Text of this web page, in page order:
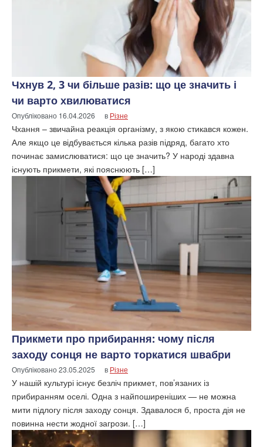
Чхнув 2, 3 чи більше разів: що це значить і
чи варто хвилюватися
Опубліковано 16.04.2026 в Різне
Чхання – звичайна реакція організму, з якою стикався кожен.
Але якщо це відбувається кілька разів підряд, багато хто
починає замислюватися: що це значить? У народі здавна
існують прикмети, які пояснюють […]
Прикмети про прибирання: чому після
заходу сонця не варто торкатися швабри
Опубліковано23.05.2025 в Різне
У нашій культурі існує безліч прикмет, пов’язаних із
прибиранням оселі. Одна з найпоширеніших — не можна
мити підлогу після заходу сонця. Здавалося б, проста дія не
повинна нести жодної загрози. […]